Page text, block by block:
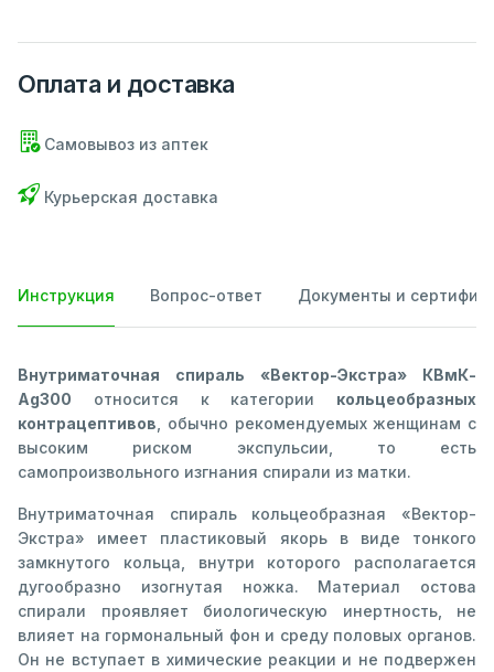
Оплата и доставка
Самовывоз из аптек
Курьерская доставка
Инструкция Вопрос-ответ Документы и
Внутриматочная спираль «Вектор-Экстра» КВмК-
Ag300 относится к категории кольцеобразных
контрацептивов , обычно рекомендуемых женщинам с
высоким риском экспульсии, то есть
самопроизвольного изгнания спирали из матки.
Внутриматочная спираль кольцеобразная «Вектор-
Экстра» имеет пластиковый якорь в виде тонкого
замкнутого кольца, внутри которого располагается
дугообразно изогнутая ножка. Материал остова
спирали проявляет биологическую инертность, не
влияет на гормональный фон и среду половых органов.
Он не вступает в химические реакции и не подвержен